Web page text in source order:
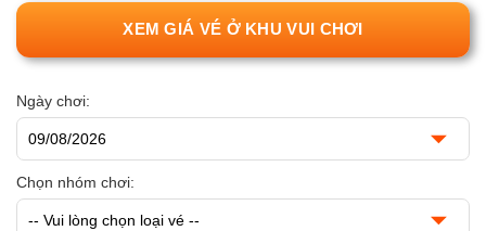
XEM GIÁ VÉ Ở KHU VUI CHƠI
Ngày chơi:
Chọn nhóm chơi: